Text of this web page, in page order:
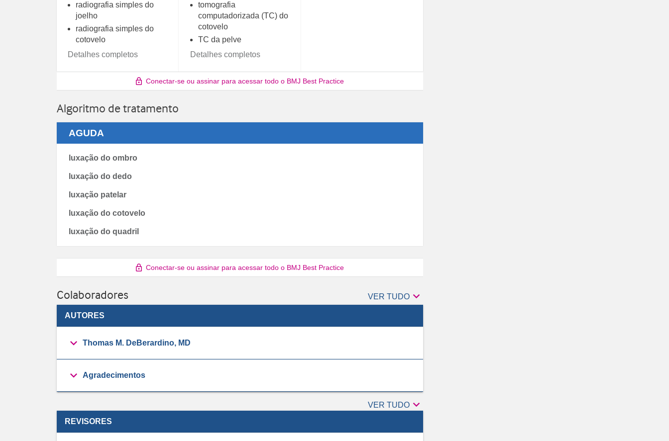
radiografia simples do
joelho
radiografia simples do
cotovelo
Detalhes completos
tomografia
computadorizada (TC) do
cotovelo
TC da pelve
Detalhes completos
Conectar-se ou assinar para acessar todo o BMJ Best Practice
Algoritmo de tratamento
AGUDA
luxação do ombro
luxação do dedo
luxação patelar
luxação do cotovelo
luxação do quadril
Conectar-se ou assinar para acessar todo o BMJ Best Practice
Colaboradores VER TUDOAutores

AUTORES
Thomas M. DeBerardino, MD
Agradecimentos
VER TUDORevisores

REVISORES